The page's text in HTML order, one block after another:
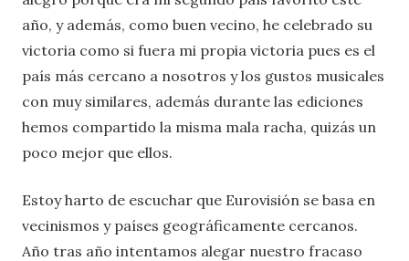
año, y además, como buen vecino, he celebrado su
victoria como si fuera mi propia victoria pues es el
país más cercano a nosotros y los gustos musicales
con muy similares, además durante las ediciones
hemos compartido la misma mala racha, quizás un
poco mejor que ellos.
Estoy harto de escuchar que Eurovisión se basa en
vecinismos y países geográficamente cercanos.
Año tras año intentamos alegar nuestro fracaso